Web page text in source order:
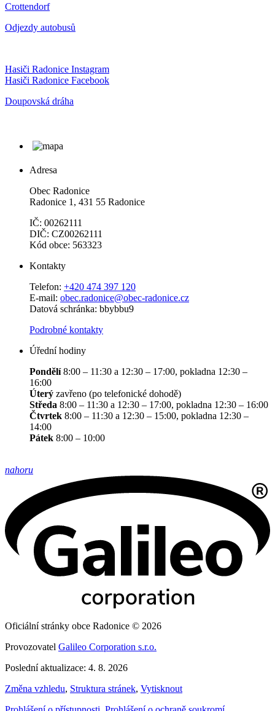
Crottendorf
Odjezdy autobusů
Hasiči Radonice Instagram
Hasiči Radonice Facebook
Doupovská dráha
Adresa
Obec Radonice
Radonice 1, 431 55 Radonice
IČ: 00262111
DIČ: CZ00262111
Kód obce: 563323
Kontakty
Telefon: +420 474 397 120
E-mail: obec.radonice@obec-radonice.cz
Datová schránka: bbybbu9
Podrobné kontakty
Úřední hodiny
Pondělí8:00 – 11:30 a 12:30 – 17:00, pokladna 12:30 –
16:00
Úterý zavřeno (po telefonické dohodě)
Středa 8:00 – 11:30 a 12:30 – 17:00, pokladna 12:30 – 16:00
Čtvrtek 8:00 – 11:30 a 12:30 – 15:00, pokladna 12:30 –
14:00
Pátek 8:00 – 10:00
nahoru
Oficiální stránky obce Radonice © 2026
Provozovatel Galileo Corporation s.r.o.
Poslední aktualizace: 4. 8. 2026
Změna vzhledu, Struktura stránek, Vytisknout